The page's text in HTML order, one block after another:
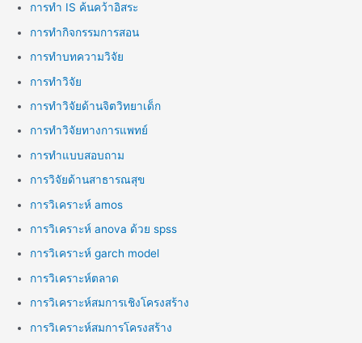
การทำ IS ค้นคว้าอิสระ
การทำกิจกรรมการสอน
การทำบทความวิจัย
การทำวิจัย
การทำวิจัยด้านจิตวิทยาเด็ก
การทำวิจัยทางการแพทย์
การทำแบบสอบถาม
การวิจัยด้านสาธารณสุข
การวิเคราะห์ amos
การวิเคราะห์ anova ด้วย spss
การวิเคราะห์ garch model
การวิเคราะห์ตลาด
การวิเคราะห์สมการเชิงโครงสร้าง
การวิเคราะห์สมการโครงสร้าง